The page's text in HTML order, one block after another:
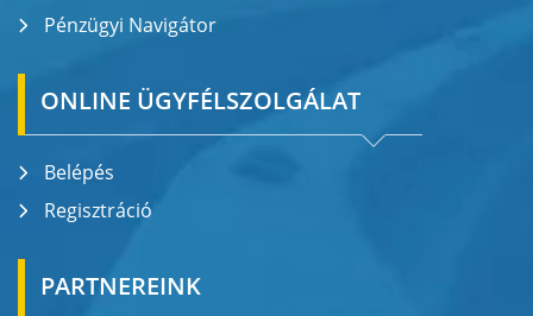
Pénzügyi Navigátor
ONLINE ÜGYFÉLSZOLGÁLAT
Belépés
Regisztráció
PARTNEREINK